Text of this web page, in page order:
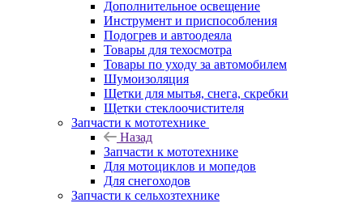
Дополнительное освещение
Инструмент и приспособления
Подогрев и автоодеяла
Товары для техосмотра
Товары по уходу за автомобилем
Шумоизоляция
Щетки для мытья, снега, скребки
Щетки стеклоочистителя
Запчасти к мототехнике
Назад
Запчасти к мототехнике
Для мотоциклов и мопедов
Для снегоходов
Запчасти к сельхозтехнике